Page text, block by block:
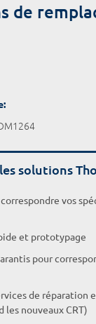
de
solutions
vos
et prototypage
pour
de réparation
les nouveaux CRT)